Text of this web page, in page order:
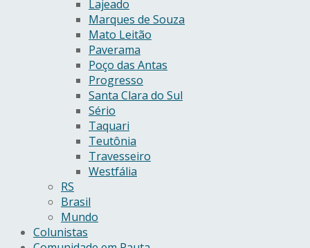
Lajeado
Marques de Souza
Mato Leitão
Paverama
Poço das Antas
Progresso
Santa Clara do Sul
Sério
Taquari
Teutônia
Travesseiro
Westfália
RS
Brasil
Mundo
Colunistas